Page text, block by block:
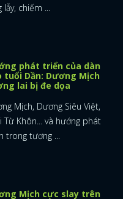
lẫy, chiếm ...
phát triển của dàn
tuổi Dần: Dương Mịch
lai bị đe dọa
Mịch, Dương Siêu Việt,
Từ Khôn... và hướng phát
trong tương ...
Mịch cực slay trên